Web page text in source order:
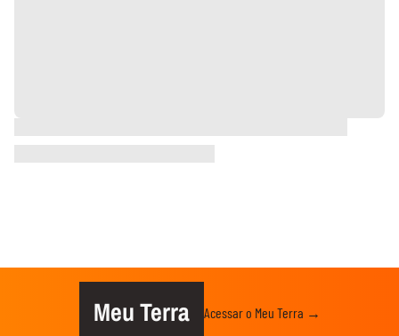
Meu Terra Acessar o Meu Terra →